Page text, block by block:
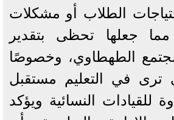
الطلاب أو مشكلات
مما جعلها تحظى بتقدير
الطهطاوي، وخصوصًا
ترى في التعليم مستقبل
للقيادات النسائية ويؤكد